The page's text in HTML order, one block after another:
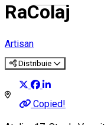
RaColaj
Artisan
Distribuie
Copied!